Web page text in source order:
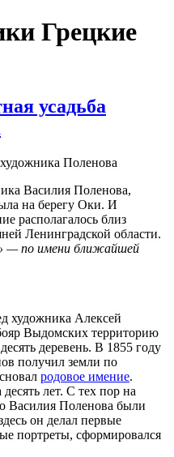
Грецкие
усадьба
Поленова
Василия Поленова,
на берегу Оки. И
располагалось близ
Ленинградской области.
— по имени ближайшей
художника Алексей
Выдомских территорию
деревень. В 1855 году
получил земли по
родовое имение.
лет. С тех пор на
Василия Поленова были
он делал первые
портреты, сформировался